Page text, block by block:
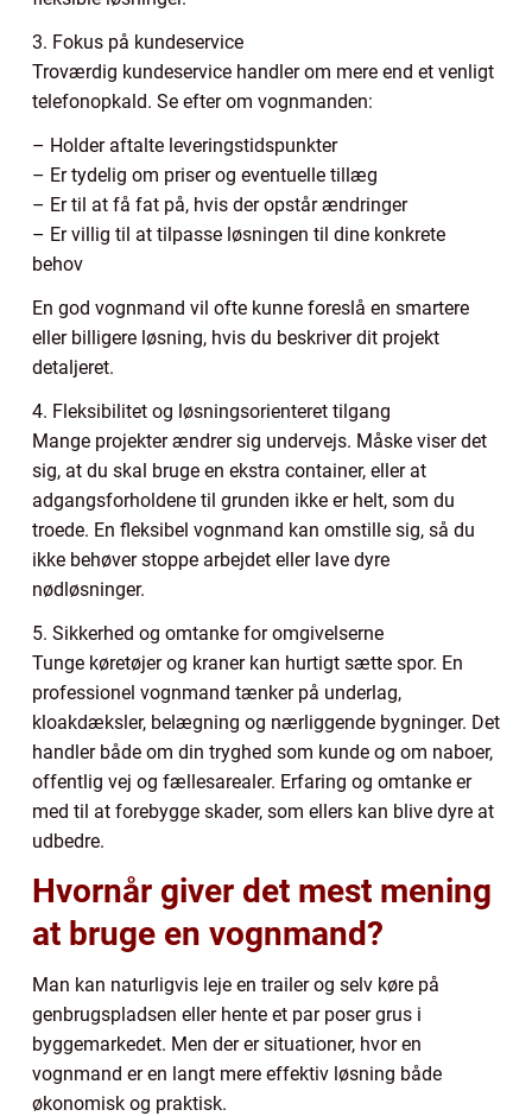
3. Fokus på kundeservice
Troværdig kundeservice handler om mere end et venligt
telefonopkald. Se efter om vognmanden:
– Holder aftalte leveringstidspunkter
– Er tydelig om priser og eventuelle tillæg
– Er til at få fat på, hvis der opstår ændringer
– Er villig til at tilpasse løsningen til dine konkrete
behov
En god vognmand vil ofte kunne foreslå en smartere
eller billigere løsning, hvis du beskriver dit projekt
detaljeret.
4. Fleksibilitet og løsningsorienteret tilgang
Mange projekter ændrer sig undervejs. Måske viser det
sig, at du skal bruge en ekstra container, eller at
adgangsforholdene til grunden ikke er helt, som du
troede. En fleksibel vognmand kan omstille sig, så du
ikke behøver stoppe arbejdet eller lave dyre
nødløsninger.
5. Sikkerhed og omtanke for omgivelserne
Tunge køretøjer og kraner kan hurtigt sætte spor. En
professionel vognmand tænker på underlag,
kloakdæksler, belægning og nærliggende bygninger. Det
handler både om din tryghed som kunde og om naboer,
offentlig vej og fællesarealer. Erfaring og omtanke er
med til at forebygge skader, som ellers kan blive dyre at
udbedre.
Hvornår giver det mest mening
at bruge en vognmand?
Man kan naturligvis leje en trailer og selv køre på
genbrugspladsen eller hente et par poser grus i
byggemarkedet. Men der er situationer, hvor en
vognmand er en langt mere effektiv løsning både
økonomisk og praktisk.